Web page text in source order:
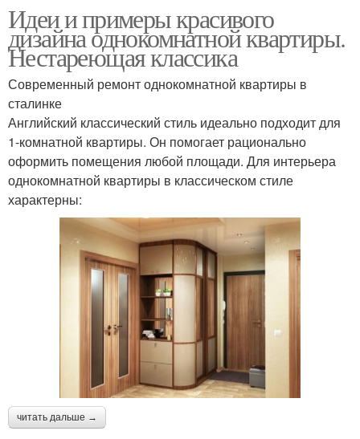
Идеи и примеры красивого
дизайна однокомнатной квартиры.
Нестареющая классика
Современный ремонт однокомнатной квартиры в
сталинке
Английский классический стиль идеально подходит для
1-комнатной квартиры. Он помогает рационально
оформить помещения любой площади. Для интерьера
однокомнатной квартиры в классическом стиле
характерны:
читать дальше →